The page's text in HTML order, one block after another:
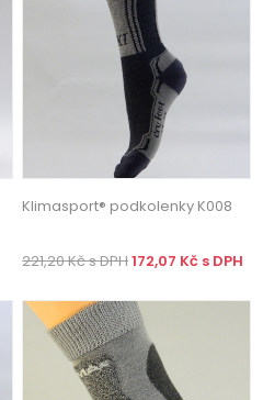
Klimasport® podkolenky K008
221,20 Kč s DPH172,07 Kč s DPH